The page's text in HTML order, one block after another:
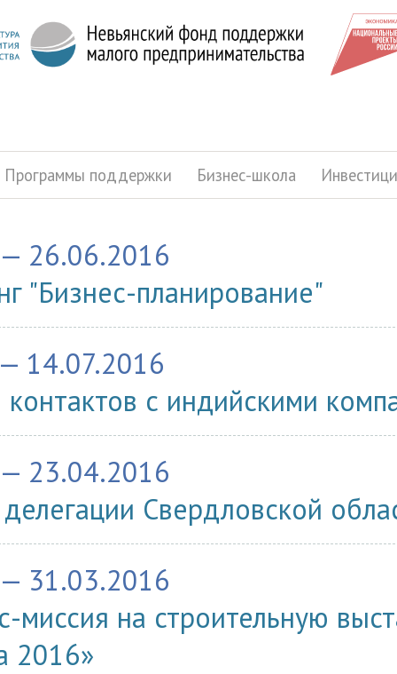
Программы поддержки Бизнес-школа
26.06.2016
"Бизнес-планирование"
14.07.2016
с индийскими
23.04.2016
Свердловской
31.03.2016
миссия на строительную
2016»